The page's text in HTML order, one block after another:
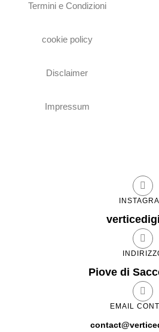
Piove di
EMAIL
Termini e Condizioni
cookie policy
Disclaimer
Impressum